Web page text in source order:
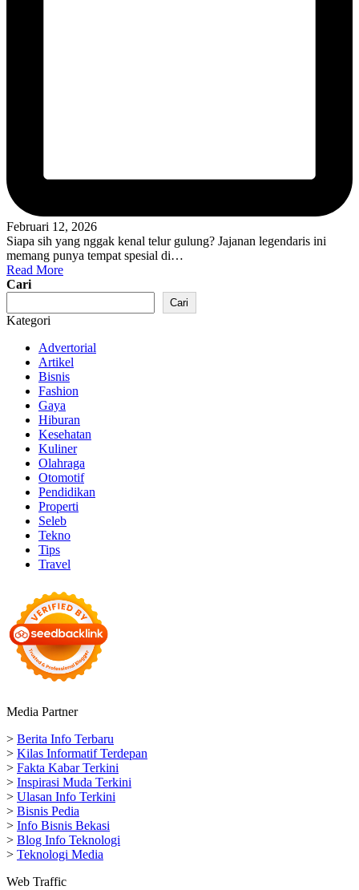
Februari 12, 2026
Siapa sih yang nggak kenal telur gulung? Jajanan legendaris ini
memang punya tempat spesial di…
Read More
Cari
Cari
Kategori
Advertorial
Artikel
Bisnis
Fashion
Gaya
Hiburan
Kesehatan
Kuliner
Olahraga
Otomotif
Pendidikan
Properti
Seleb
Tekno
Tips
Travel
Media Partner
> Berita Info Terbaru
> Kilas Informatif Terdepan
> Fakta Kabar Terkini
> Inspirasi Muda Terkini
> Ulasan Info Terkini
> Bisnis Pedia
> Info Bisnis Bekasi
> Blog Info Teknologi
> Teknologi Media
Web Traffic